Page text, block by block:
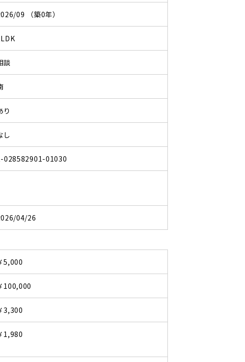
09 （築0年）
談
り
し
028582901-01030
04/26
5,000
100,000
3,300
1,980